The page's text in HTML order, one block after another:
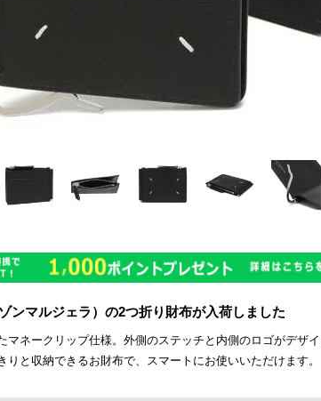
ンマルジェラ）の2つ折り財布が入荷しました
マネークリップ仕様。外側のステッチと内側のロゴがデザ
りと収納できるお財布で、スマートにお使いいただけます。